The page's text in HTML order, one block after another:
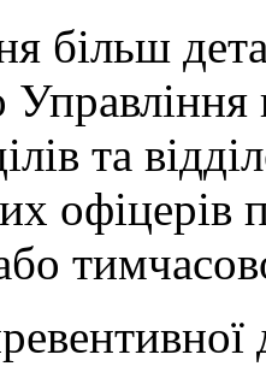
більш
Управління
та
офіцерів